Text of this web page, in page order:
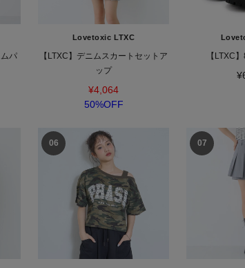
パ
Lovetoxic LTXC
【LTXC】デニムスカートセットア
ップ
¥4,064
50%OFF
【LTXC